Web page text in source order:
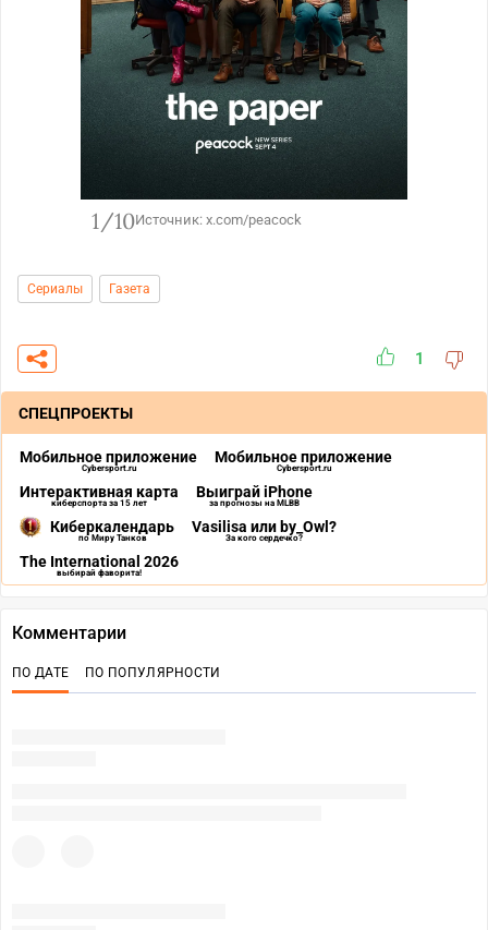
1/10Источник: x.com/peacock
Сериалы Газета
1
СПЕЦПРОЕКТЫ
Мобильное приложение
Cybersport.ru
Мобильное приложение
Cybersport.ru
Интерактивная карта
киберспорта за 15 лет
Выиграй iPhone
за прогнозы на MLBB
Киберкалендарь
по Миру Танков
Vasilisa или by_Owl?
За кого сердечко?
The International 2026
выбирай фаворита!
Комментарии
ПО ДАТЕ ПО ПОПУЛЯРНОСТИ